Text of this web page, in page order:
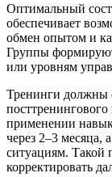
Оптимальный
обеспечивает
обмен опытом и
Группы
или уровням
Тренинги должны
применении
через 2–3 месяца,
ситуациям. Такой
корректировать